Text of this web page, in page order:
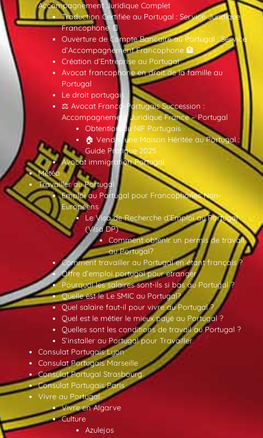
Accompagnement Juridique Complet
Traduction Certifiée au Portugal : Service Juridique
Francophone 📄
Ouverture de Compte Bancaire au Portugal : Service
d’Accompagnement Francophone 🏦
Création d’Entreprise au Portugal
Avocat francophone en droit de la famille au
Portugal
Le droit portugais
⚖️ Avocat Franco-Portugais Succession :
Accompagnement Juridique France – Portugal
Obtention du NIF Portugais
🏠 Vendre une Maison Héritée au Portugal :
Guide Pratique 2025
Avocat immigration Portugal
Météo
Travailler au Portugal
Emploi au Portugal pour Francophones Non-
Européens
Le Visa de Recherche d’Emploi au Portugal
(Visa DP)
Comment obtenir un permis de travail
au Portugal?
Comment travailler au Portugal en étant français ?
Offre d’emploi portugal pour etranger
Pourquoi les salaires sont-ils si bas au Portugal ?
Quelle est le Le SMIC au Portugal?
Quel salaire faut-il pour vivre au Portugal ?
Quel est le métier le mieux payé au Portugal ?
Quelles sont les conditions de travail au Portugal ?
S’installer au Portugal pour Travailler
Consulat Portugais Lyon
Consulat Portugais Marseille
Consulat Portugal Strasbourg
Consulat Portugais Paris
Vivre au Portugal
Vivre en Algarve
Culture
Azulejos